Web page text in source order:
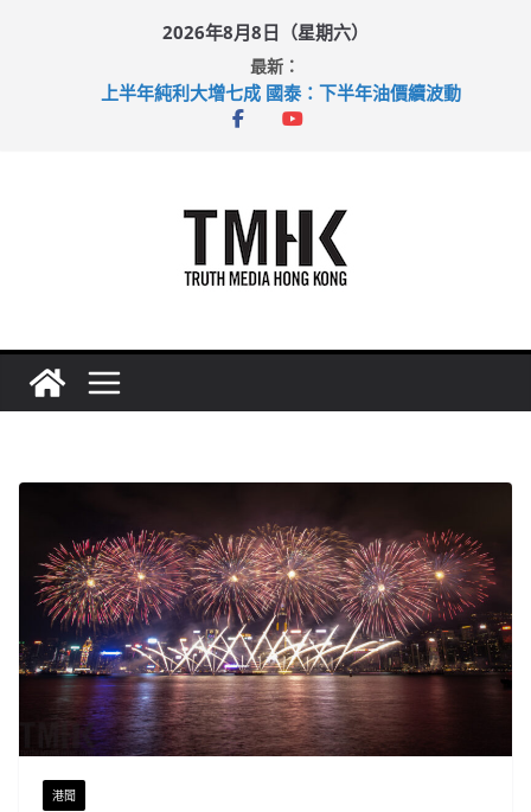
2026年8月8日（星期六）
最新：
上半年純利大增七成 國泰：下半年油價續波動
拜仁熱身賽挫維拉 啟德主場館奪錦標
港聞